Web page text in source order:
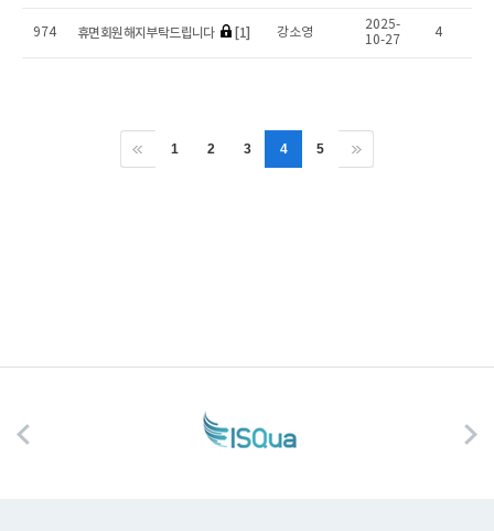
974 휴면회원해지부탁드립니다 [1] 강소영
2025-
10-27
4
1 2 3 4 5